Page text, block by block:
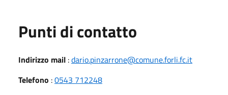
Punti di contatto
Indirizzo mail :dario.pinzarrone@comune.forli.fc.it
Telefono :0543 712248